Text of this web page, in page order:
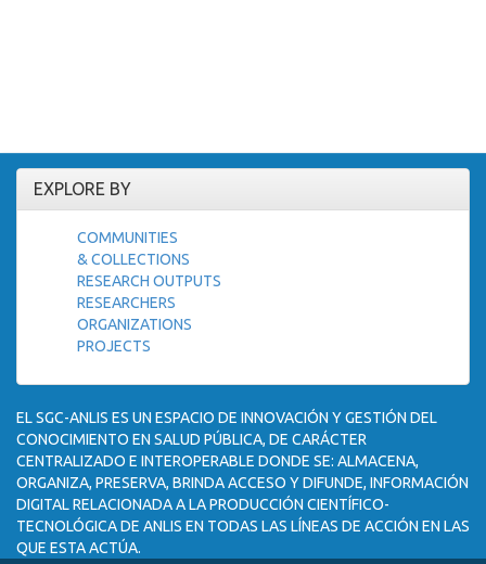
EXPLORE BY
COMMUNITIES
& COLLECTIONS
RESEARCH OUTPUTS
RESEARCHERS
ORGANIZATIONS
PROJECTS
EL SGC-ANLIS ES UN ESPACIO DE INNOVACIÓN Y GESTIÓN DEL
CONOCIMIENTO EN SALUD PÚBLICA, DE CARÁCTER
CENTRALIZADO E INTEROPERABLE DONDE SE: ALMACENA,
ORGANIZA, PRESERVA, BRINDA ACCESO Y DIFUNDE, INFORMACIÓN
DIGITAL RELACIONADA A LA PRODUCCIÓN CIENTÍFICO-
TECNOLÓGICA DE ANLIS EN TODAS LAS LÍNEAS DE ACCIÓN EN LAS
QUE ESTA ACTÚA.